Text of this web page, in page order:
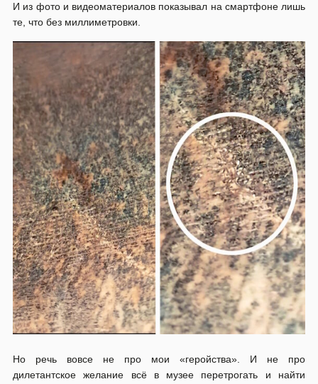
И из фото и видеоматериалов показывал на смартфоне лишь
те, что без миллиметровки.
Но речь вовсе не про мои «геройства». И не про
дилетантское желание всё в музее перетрогать и найти